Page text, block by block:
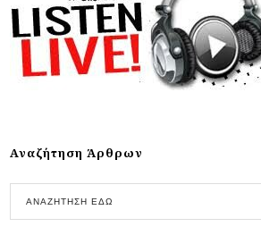
Αναζήτηση Άρθρων